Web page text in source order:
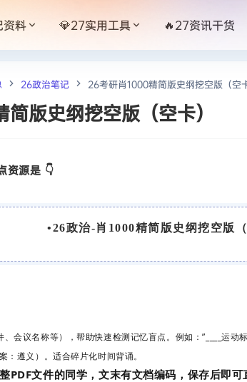
资料 💎27实用工具 🔥27资讯干货
26政治笔记 26考研肖1000精简版史纲挖空版（空
版史纲挖空版（空卡）
资源是 👇
•26政治-肖1000精简版史纲挖空版（
会议名称等），帮助快速检测记忆盲点。 例如：”____运动
：遵义）。适合碎片化时间背诵。
PDF文件的同学，文末有文档编码，保存后即可